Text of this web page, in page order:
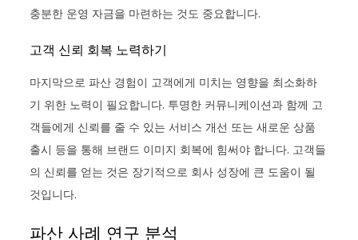
충분한 운영 자금을 마련하는 것도 중요합니다.
고객 신뢰 회복 노력하기
마지막으로 파산 경험이 고객에게 미치는 영향을 최소화하
기 위한 노력이 필요합니다. 투명한 커뮤니케이션과 함께 고
객들에게 신뢰를 줄 수 있는 서비스 개선 또는 새로운 상품
출시 등을 통해 브랜드 이미지 회복에 힘써야 합니다. 고객들
의 신뢰를 얻는 것은 장기적으로 회사 성장에 큰 도움이 될
것입니다.
파산 사례 연구 분석